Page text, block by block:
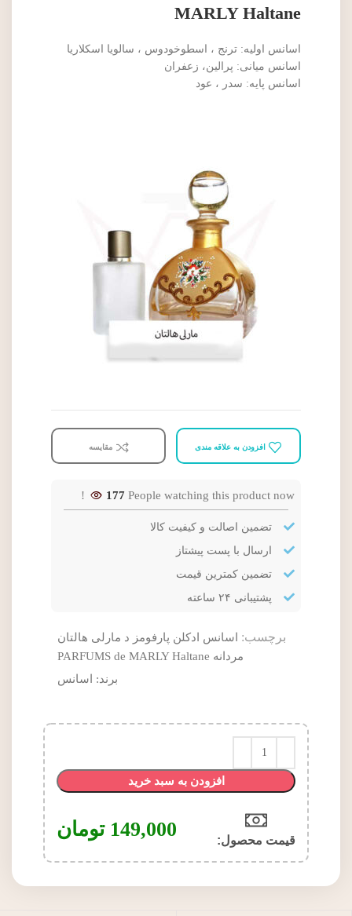
MARLY Haltane
اسانس اولیه: ترنج ، اسطوخودوس ، سالویا اسکلاریا
اسانس میانی: پرالین، زعفران
اسانس پایه: سدر ، عود
افزودن به علاقه مندی مقایسه
177 People watching this product now!
تضمین اصالت و کیفیت کالا
ارسال با پست پیشتاز
تضمین کمترین قیمت
پشتیبانی ۲۴ ساعته
برچسب:
اسانس ادکلن پارفومز د مارلی هالتان
مردانه PARFUMS de MARLY Haltane
برند:
اسانس
افزودن به سبد خرید
قیمت محصول:​ 149,000 تومان